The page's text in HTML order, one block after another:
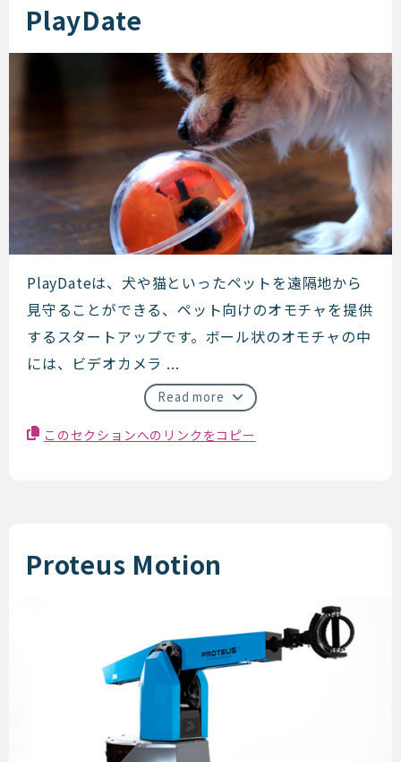
PlayDate
PlayDate
PlayDateは、犬や猫といったペットを遠隔地から
見守ることができる、ペット向けのオモチャを提供
するスタートアップです。ボール状のオモチャの中
には、ビデオカメラ ...
Read more
このセクションへのリンクをコピー
Proteus Motion